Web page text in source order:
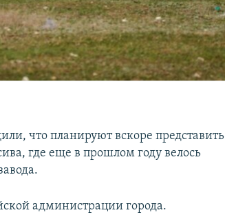
что планируют вскоре представить
где еще в прошлом году велось
администрации города.